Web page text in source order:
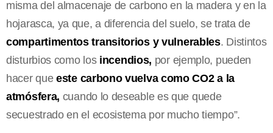
misma del almacenaje de carbono en la madera y en la
hojarasca, ya que, a diferencia del suelo, se trata de
compartimentos transitorios y vulnerables. Distintos
disturbios como losincendios, por ejemplo, pueden
hacer que este carbono vuelva como CO2 a la
atmósfera, cuando lo deseable es que quede
secuestrado en el ecosistema por mucho tiempo”.